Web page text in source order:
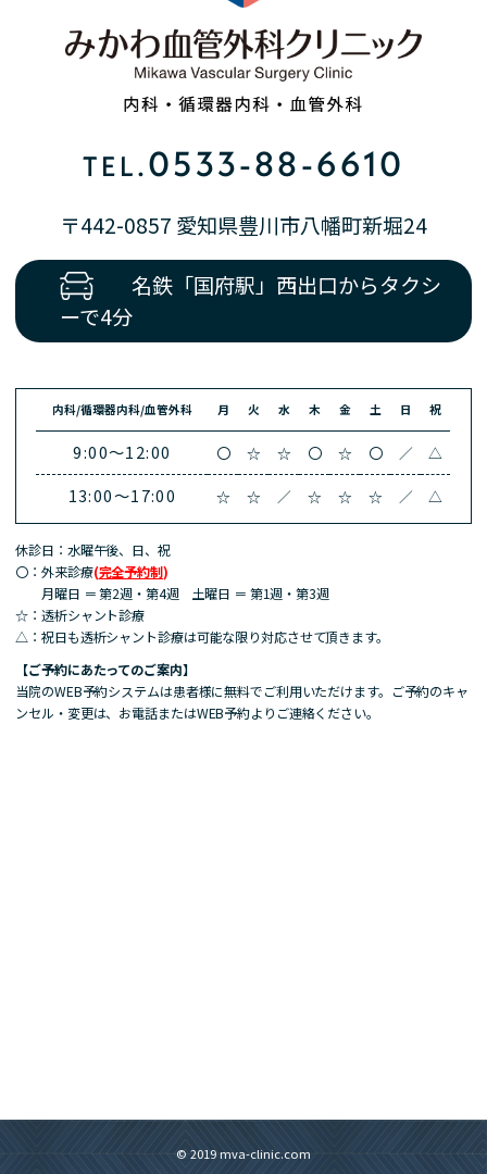
TEL.0533-88-6610
〒442-0857 愛知県豊川市八幡町新堀24
名鉄「国府駅」西出口からタクシ
ーで4分
内科/循環器内科/血管外科 月 火 水 木 金 土 日 祝
9:00～12:00 〇 ☆ ☆ 〇 ☆ 〇 ／ △
13:00～17:00 ☆ ☆ ／ ☆ ☆ ☆ ／ △
休診日：水曜午後、日、祝
〇：外来診療(完全予約制)
月曜日 ＝ 第2週・第4週 土曜日 ＝ 第1週・第3週
☆：透析シャント診療
△：祝日も透析シャント診療は可能な限り対応させて頂きます。
【ご予約にあたってのご案内】
当院のWEB予約システムは患者様に無料でご利用いただけます。ご予約のキャ
ンセル・変更は、お電話またはWEB予約よりご連絡ください。
© 2019 mva-clinic.com